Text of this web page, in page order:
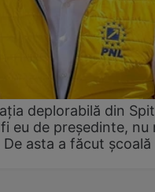
deplorabilă din
eu de președinte, nu
asta a făcut școală